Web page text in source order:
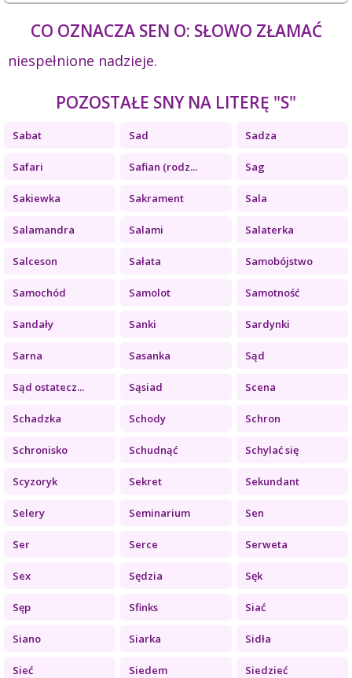
CO OZNACZA SEN O: SŁOWO ZŁAMAĆ
niespełnione nadzieje.
POZOSTAŁE SNY NA LITERĘ "S"
Sabat Sad Sadza
Safari Safian (rodz... Sag
Sakiewka Sakrament Sala
Salamandra Salami Salaterka
Salceson Sałata Samobójstwo
Samochód Samolot Samotność
Sandały Sanki Sardynki
Sarna Sasanka Sąd
Sąd ostatecz... Sąsiad Scena
Schadzka Schody Schron
Schronisko Schudnąć Schylać się
Scyzoryk Sekret Sekundant
Selery Seminarium Sen
Ser Serce Serweta
Sex Sędzia Sęk
Sęp Sfinks Siać
Siano Siarka Sidła
Sieć Siedem Siedzieć